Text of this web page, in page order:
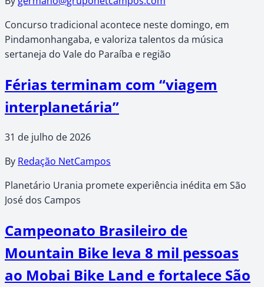
Concurso tradicional acontece neste domingo, em
Pindamonhangaba, e valoriza talentos da música
sertaneja do Vale do Paraíba e região
Férias terminam com “viagem
interplanetária”
31 de julho de 2026
By Redação NetCampos
Planetário Urania promete experiência inédita em São
José dos Campos
Campeonato Brasileiro de
Mountain Bike leva 8 mil pessoas
ao Mobai Bike Land e fortalece São